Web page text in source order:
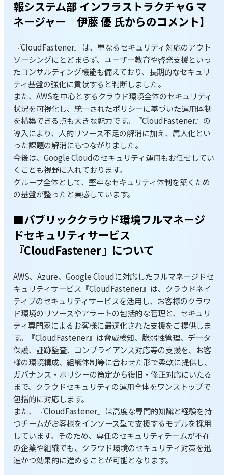
報システム部 インフラストラクチャG マ
ネージャー 伊藤 優 氏からのコメント】
『CloudFastener』は、単なるセキュリティ対応のアウト
ソーシングにとどまらず、ユーザー教育や啓発支援といっ
たコンサルティング機能も備えており、長期的なセキュリ
ティ基盤の強化に貢献すると判断しました。
また、AWSを中心とするクラウド環境全体のセキュリティ
状況を可視化し、統一されたポリシーに基づいた運用体制
を構築できる点も大きな魅力です。『CloudFastener』の
導入により、人的リソース不足の解消に加え、属人化とい
った課題の解消にもつながりました。
今後は、Google Cloudのセキュリティ運用もお任せしてい
くことも視野に入れております。
グループ全体として、堅牢なセキュリティ体制を築くため
の基盤が整ったと実感しています。
■パブリッククラウド環境フルマネージ
ドセキュリティサービス
『CloudFastener』について
AWS、Azure、Google Cloudに対応したフルマネージドセ
キュリティサービス『CloudFastener』は、クラウドネイ
ティブのセキュリティサービスを活用し、お客様のクラウ
ド環境のリソースやアラートの包括的な管理と、セキュリ
ティ専門家によるお客様に最適化された支援をご提供しま
す。『CloudFastener』は脅威検知、脆弱性管理、データ
保護、証跡監査、コンプライアンス対応等の支援を、お客
様の環境構成、組織体制等に合わせた形で柔軟に提供し、
ガバナンス・ポリシーの策定から復旧・修正対応にいたる
まで、クラウドセキュリティの運用全体をワンストップで
包括的に対応します。
また、『CloudFastener』は高度な専門的知識と経験を持
つチームがお客様をインソース型で支援するモデルを採用
しています。そのため、専任のセキュリティチームが不在
の企業や組織でも、クラウド環境のセキュリティ対策を迅
速かつ効果的に進めることが可能となります。